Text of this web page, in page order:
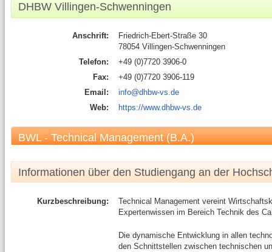
DHBW Villingen-Schwenningen
Anschrift:
Friedrich-Ebert-Straße 30
78054 Villingen-Schwenningen
Telefon:
+49 (0)7720 3906-0
Fax:
+49 (0)7720 3906-119
Email:
info@dhbw-vs.de
Web:
https://www.dhbw-vs.de
BWL - Technical Management (B.A.)
Informationen über den Studiengang an der
Kurzbeschreibung:
Technical Management vereint
Expertenwissen im Bereich Technik des
Die dynamische Entwicklung in allen
den Schnittstellen zwischen technischen